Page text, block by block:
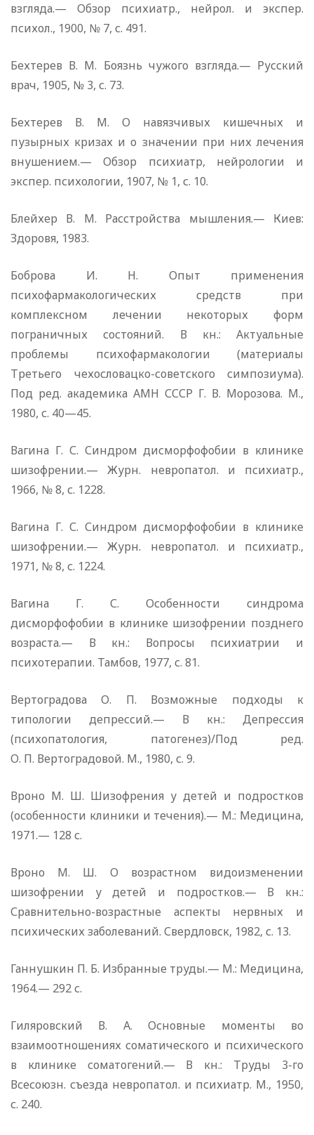
взгляда.— Обзор психиатр., нейрол. и экспер.
психол., 1900, № 7, с. 491.
Бехтерев В. М. Боязнь чужого взгляда.— Русский
врач, 1905, № 3, с. 73.
Бехтерев В. М. О навязчивых кишечных и
пузырных кризах и о значении при них лечения
внушением.— Обзор психиатр, нейрологии и
экспер. психологии, 1907, № 1, с. 10.
Блейхер В. М. Расстройства мышления.— Киев:
Здоровя, 1983.
Боброва И. Н. Опыт применения
психофармакологических средств при
комплексном лечении некоторых форм
пограничных состояний. В кн.: Актуальные
проблемы психофармакологии (материалы
Третьего чехословацко-советского симпозиума).
Под ред. академика АМН СССР Г. В. Морозова. М.,
1980, с. 40—45.
Вагина Г. С. Синдром дисморфофобии в клинике
шизофрении.— Журн. невропатол. и психиатр.,
1966, № 8, с. 1228.
Вагина Г. С. Синдром дисморфофобии в клинике
шизофрении.— Журн. невропатол. и психиатр.,
1971, № 8, с. 1224.
Вагина Г. С. Особенности синдрома
дисморфофобии в клинике шизофрении позднего
возраста.— В кн.: Вопросы психиатрии и
психотерапии. Тамбов, 1977, с. 81.
Вертоградова О. П. Возможные подходы к
типологии депрессий.— В кн.: Депрессия
(психопатология, патогенез)/Под ред.
О. П. Вертоградовой. М., 1980, с. 9.
Вроно М. Ш. Шизофрения у детей и подростков
(особенности клиники и течения).— М.: Медицина,
1971.— 128 с.
Вроно М. Ш. О возрастном видоизменении
шизофрении у детей и подростков.— В кн.:
Сравнительно-возрастные аспекты нервных и
психических заболеваний. Свердловск, 1982, с. 13.
Ганнушкин П. Б. Избранные труды.— М.: Медицина,
1964.— 292 с.
Гиляровский В. А. Основные моменты во
взаимоотношениях соматического и психического
в клинике соматогений.— В кн.: Труды 3-го
Всесоюзн. съезда невропатол. и психиатр. М., 1950,
с. 240.